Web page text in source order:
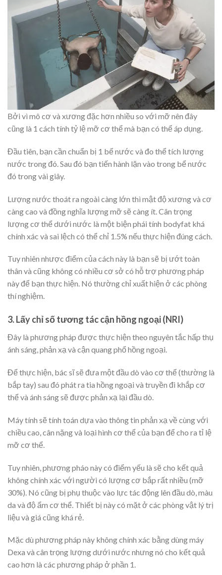
Bởi vì mô cơ và xương đặc hơn nhiều so với mỡ nên đây
cũng là 1 cách tính tỷ lệ mỡ cơ thể mà bạn có thể áp dụng.
Đầu tiên, bạn cần chuẩn bị 1 bể nước và đo thể tích lượng
nước trong đó. Sau đó bạn tiến hành lặn vào trong bể nước
đó trong vài giây.
Lượng nước thoát ra ngoài càng lớn thì mật độ xương và cơ
càng cao và đồng nghĩa lượng mỡ sẽ càng ít. Cân trọng
lượng cơ thể dưới nước là một biện phái tính bodyfat khá
chính xác và sai lệch có thể chỉ 1.5% nếu thực hiện đúng cách.
Tuy nhiên nhược điểm của cách này là bạn sẽ bị ướt toàn
thân và cũng không có nhiều cơ sở có hỗ trợ phương pháp
này để bạn thực hiện. Nó thường chỉ xuất hiện ở các phòng
thí nghiệm.
3. Lấy chỉ số tương tác cận hồng ngoại (NRI)
Đây là phương pháp được thực hiện theo nguyên tắc hấp thụ
ánh sáng, phản xạ và cận quang phổ hồng ngoại.
Để thực hiện, bác sĩ sẽ đưa một đầu dò vào cơ thể (thường là
bắp tay) sau đó phát ra tia hồng ngoại và truyền đi khắp cơ
thể và ánh sáng sẽ được phản xạ lại đầu dò.
Máy tính sẽ tính toán dựa vào thông tin phản xạ về cùng với
chiều cao, cân nặng và loại hình cơ thể của bạn để cho ra tỉ lệ
mỡ cơ thể.
Tuy nhiên, phương pháo này có điểm yếu là sẽ cho kết quả
không chính xác với người có lượng cơ bắp rất nhiều (mỡ
30%). Nó cũng bị phụ thuộc vào lực tác động lên đầu dò, màu
da và độ ẩm cơ thể. Thiết bị này có mặt ở các phòng vật lý trị
liệu và giá cũng khá rẻ.
Mặc dù phương pháp này không chính xác bằng dùng máy
Dexa và cân trọng lượng dưới nước nhưng nó cho kết quả
cao hơn là các phương pháp ở phần 1.